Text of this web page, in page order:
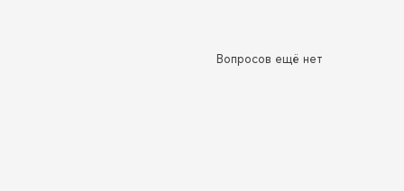
Вопросов ещё нет